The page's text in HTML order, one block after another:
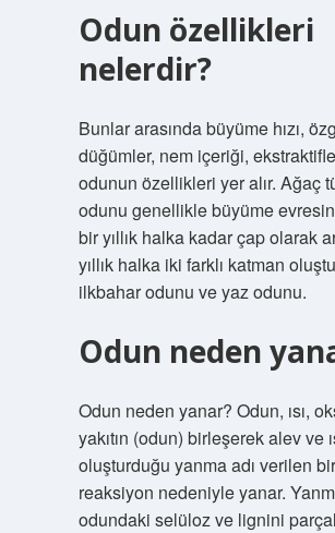
Odun özellikleri
nelerdir?
Bunlar arasında büyüme hızı,
düğümler, nem içeriği,
odunun özellikleri yer alır. Ağaç
odunu genellikle büyüme
bir yıllık halka kadar çap olarak
yıllık halka iki farklı katman
ilkbahar odunu ve yaz odunu.
Odun neden
Odun neden yanar? Odun, ısı,
yakıtın (odun) birleşerek alev ve
oluşturduğu yanma adı verilen
reaksiyon nedeniyle yanar.
odundaki selüloz ve lignini